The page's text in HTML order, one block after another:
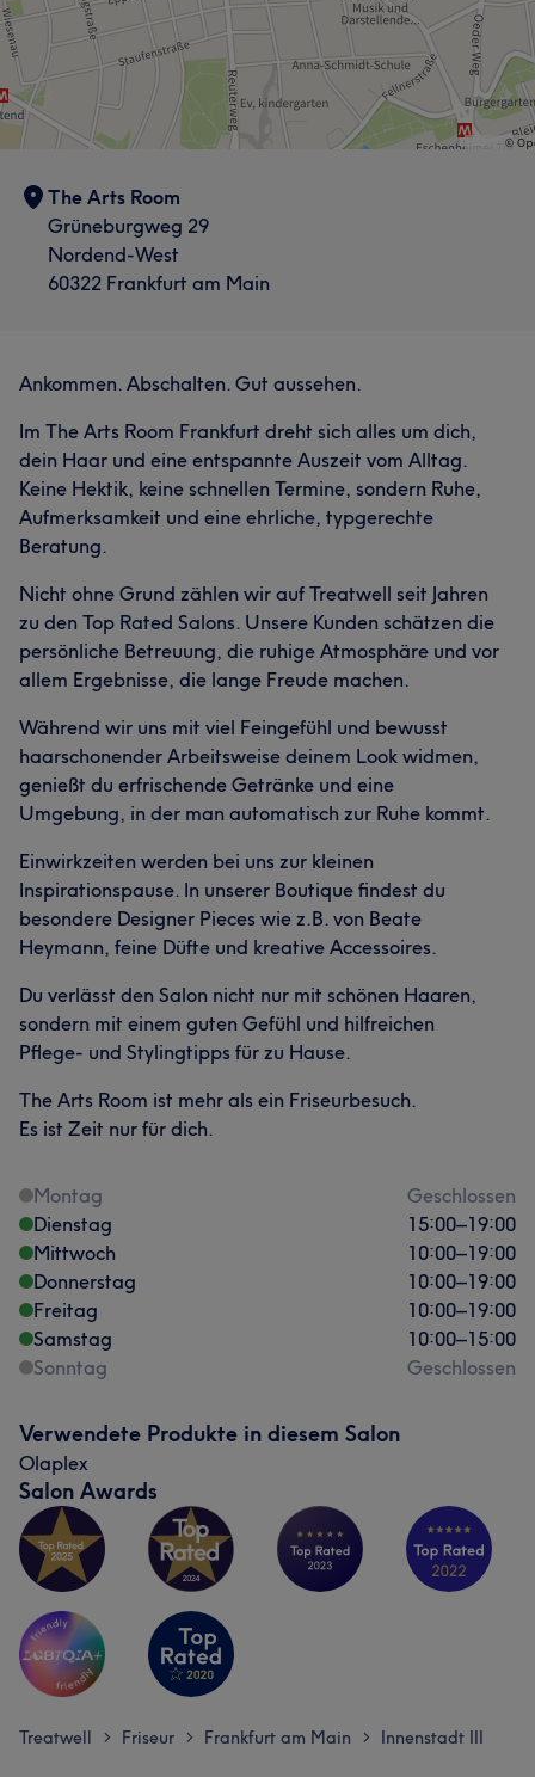
The Arts Room
Grüneburgweg 29
Nordend-West
60322 Frankfurt am Main
Ankommen. Abschalten. Gut aussehen.
Im The Arts Room Frankfurt dreht sich alles um dich,
dein Haar und eine entspannte Auszeit vom Alltag.
Keine Hektik, keine schnellen Termine, sondern Ruhe,
Aufmerksamkeit und eine ehrliche, typgerechte
Beratung.
Nicht ohne Grund zählen wir auf Treatwell seit Jahren
zu den Top Rated Salons. Unsere Kunden schätzen die
persönliche Betreuung, die ruhige Atmosphäre und vor
allem Ergebnisse, die lange Freude machen.
Während wir uns mit viel Feingefühl und bewusst
haarschonender Arbeitsweise deinem Look widmen,
genießt du erfrischende Getränke und eine
Umgebung, in der man automatisch zur Ruhe kommt.
Einwirkzeiten werden bei uns zur kleinen
Inspirationspause. In unserer Boutique findest du
besondere Designer Pieces wie z.B. von Beate
Heymann, feine Düfte und kreative Accessoires.
Du verlässt den Salon nicht nur mit schönen Haaren,
sondern mit einem guten Gefühl und hilfreichen
Pflege- und Stylingtipps für zu Hause.
The Arts Room ist mehr als ein Friseurbesuch.
Es ist Zeit nur für dich.
Montag
Geschlossen
Dienstag
15:00–19:00
Mittwoch
10:00–19:00
Donnerstag
10:00–19:00
Freitag
10:00–19:00
Samstag
10:00–15:00
Sonntag
Geschlossen
Verwendete Produkte in diesem Salon
Olaplex
Salon Awards
Treatwell > Friseur > Frankfurt am Main > Innenstadt III